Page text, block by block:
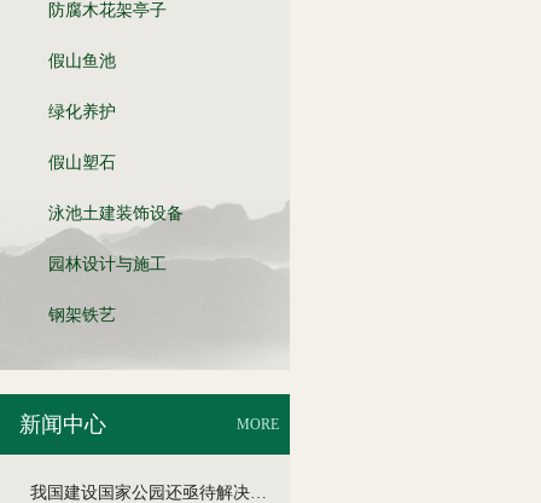
防腐木花架亭子
假山鱼池
绿化养护
假山塑石
泳池土建装饰设备
园林设计与施工
钢架铁艺
MORE
新闻中心
我国建设国家公园还亟待解决哪些难题